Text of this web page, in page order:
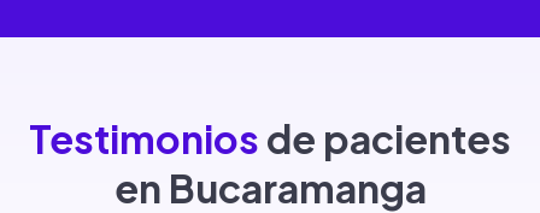
Testimonios de pacientes
en Bucaramanga